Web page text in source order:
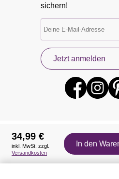
sichern!
Jetzt anmelden
Auszeichnungen
34,99 €
inkl. MwSt. zzgl.
Versandkosten
In den